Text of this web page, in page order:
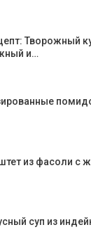
Творожный
и…
из фасоли с
суп из